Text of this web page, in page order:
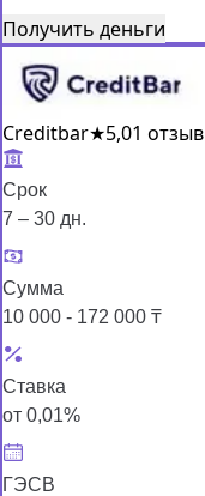
Получить деньги
Creditbar★5,01 отзыв
Срок
7 – 30 дн.
Сумма
10 000 - 172 000 ₸
Ставка
от 0,01%
ГЭСВ